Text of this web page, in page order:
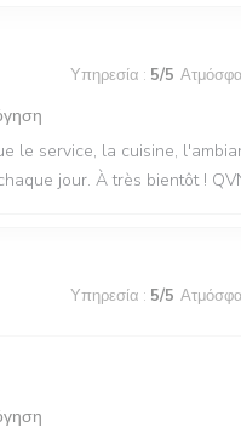
Υπηρεσία : 5/5
le service, la cuisine,
jour. À très bientôt !
Υπηρεσία : 5/5